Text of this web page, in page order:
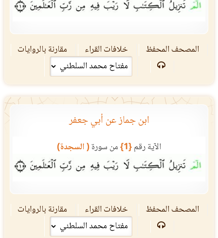
المصحف المحفظ خلافات القراء مقارنة بالروايات
ابن جماز عن أبي جعفر
الآية رقم{1} من سورة( السجدة)
المصحف المحفظ خلافات القراء مقارنة بالروايات